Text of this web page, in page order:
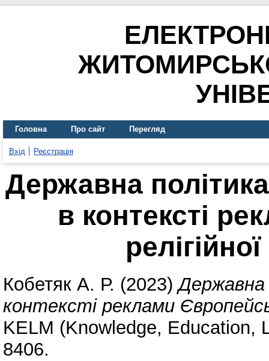
Головна Про сайт Перегляд
Вхід Реєстрація
Державна політика
в контексті
Кобетяк А. Р. (2023)Державна
контексті реклами
KELM (Knowledge,
8406.